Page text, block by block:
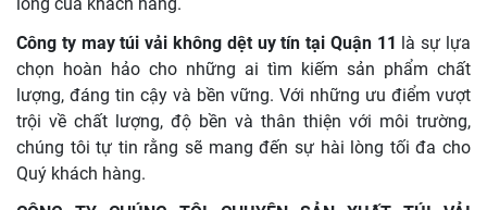
Công ty may túi vải không dệt uy tín tại Quận 11 là sự lựa
chọn hoàn hảo cho những ai tìm kiếm sản phẩm chất
lượng, đáng tin cậy và bền vững. Với những ưu điểm vượt
trội về chất lượng, độ bền và thân thiện với môi trường,
chúng tôi tự tin rằng sẽ mang đến sự hài lòng tối đa cho
Quý khách hàng.